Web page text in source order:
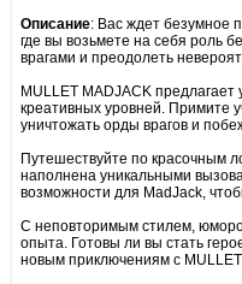
Описание: Вас ждет безумное
где вы возьмете на себя роль
врагами и преодолеть
MULLET MADJACK
креативных уровней. Примите
уничтожать орды врагов и
Путешествуйте по красочным
наполнена уникальными
возможности для MadJack,
С неповторимым стилем,
опыта. Готовы ли вы стать
новым приключениям с